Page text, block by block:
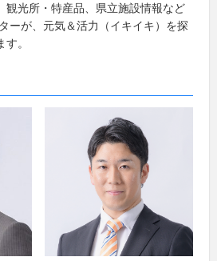
観光所・特産品、県立施設情報など
ーが、元気＆活力（イキイキ）を探
。